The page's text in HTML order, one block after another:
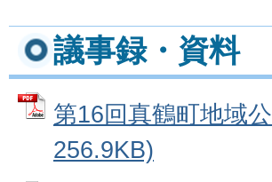
議事録・資料
第16回真鶴町地域
256.9KB)